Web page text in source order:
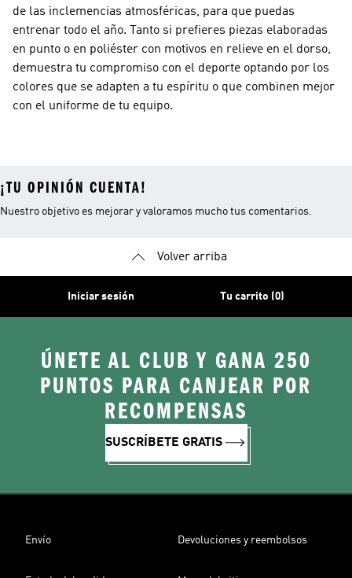
de las inclemencias atmosféricas, para que puedas
entrenar todo el año. Tanto si prefieres piezas elaboradas
en punto o en poliéster con motivos en relieve en el dorso,
demuestra tu compromiso con el deporte optando por los
colores que se adapten a tu espíritu o que combinen mejor
con el uniforme de tu equipo.
¡TU OPINIÓN CUENTA!
Nuestro objetivo es mejorar y valoramos mucho tus comentarios.
Volver arriba
Iniciar sesión Tu carrito (0)
ÚNETE AL CLUB Y GANA 250
PUNTOS PARA CANJEAR POR
RECOMPENSAS
SUSCRÍBETE GRATIS
Envío Devoluciones y reembolsos